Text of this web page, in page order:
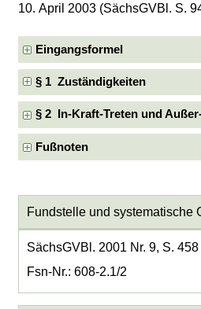
10. April 2003 (SächsGVBl. S.
Eingangsformel
§ 1 Zuständigkeiten
§ 2 In-Kraft-Treten und
Fußnoten
Fundstelle und systematische
SächsGVBl. 2001 Nr. 9, S. 458
Fsn-Nr.: 608-2.1/2